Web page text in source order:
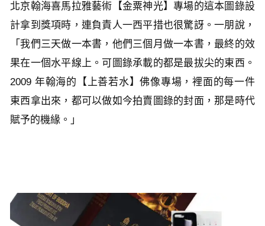
北京翰海喜馬拉雅藝術【金粟神光】專場的這本圖錄設
計拿到獎項時，連負責人一西平措也很驚訝。一朋說，
「我們三天做一本書，他們三個月做一本書，最終的效
果在一個水平線上。可圖錄承載的都是最拔尖的東西。
2009 年翰海的【上善若水】佛像專場，裡面的每一件
東西拿出來，都可以做如今拍賣圖錄的封面，那是時代
賦予的機緣。」